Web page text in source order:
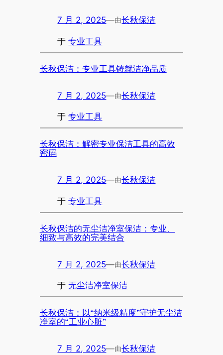
7 月 2, 2025—由长秋保洁
于专业工具
长秋保洁：专业工具铸就洁净品质
7 月 2, 2025—由长秋保洁
于专业工具
长秋保洁：解密专业保洁工具的高效
密码
7 月 2, 2025—由长秋保洁
于专业工具
长秋保洁的无尘洁净室保洁：专业、
细致与高效的完美结合
7 月 2, 2025—由长秋保洁
于无尘洁净室保洁
长秋保洁：以“纳米级精度”守护无尘洁
净室的“工业心脏”
7 月 2, 2025—由长秋保洁